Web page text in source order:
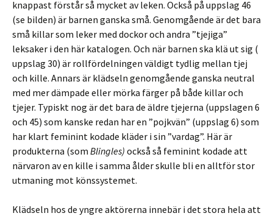
knappast förstår så mycket av leken. Också på uppslag 46
(se bilden) är barnen ganska små. Genomgående är det bara
små killar som leker med dockor och andra ”tjejiga”
leksaker i den här katalogen. Och när barnen ska klä ut sig (
uppslag 30) är rollfördelningen väldigt tydlig mellan tjej
och kille. Annars är klädseln genomgående ganska neutral
med mer dämpade eller mörka färger på både killar och
tjejer. Typiskt nog är det bara de äldre tjejerna (uppslagen 6
och 45) som kanske redan har en ”pojkvän” (uppslag 6) som
har klart feminint kodade kläder i sin ”vardag”. Här är
produkterna (som Blingles) också så feminint kodade att
närvaron av en kille i samma ålder skulle bli en alltför stor
utmaning mot könssystemet.
Klädseln hos de yngre aktörerna innebär i det stora hela att